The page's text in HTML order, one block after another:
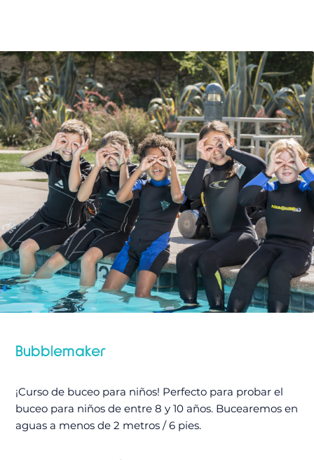
Bubblemaker
¡Curso de buceo para niños! Perfecto para probar el
buceo para niños de entre 8 y 10 años. Bucearemos en
aguas a menos de 2 metros / 6 pies.